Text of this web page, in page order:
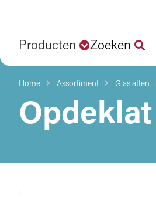
Producten Zoeken
Home Assortiment Glaslatten